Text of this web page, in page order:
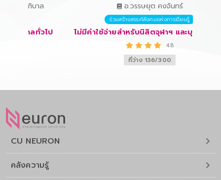
อ.วรรษยุต คงจันทร์
ร่วมสร้างสรรค์สังคมแห่งการเรียนรู้
ไม่มีค่าใช้จ่ายสำหรับนิสิตจุฬาฯ และบุคคลทั่วไป
4.8
ที่ว่าง 136/300
CU NEURON
คลังความรู้